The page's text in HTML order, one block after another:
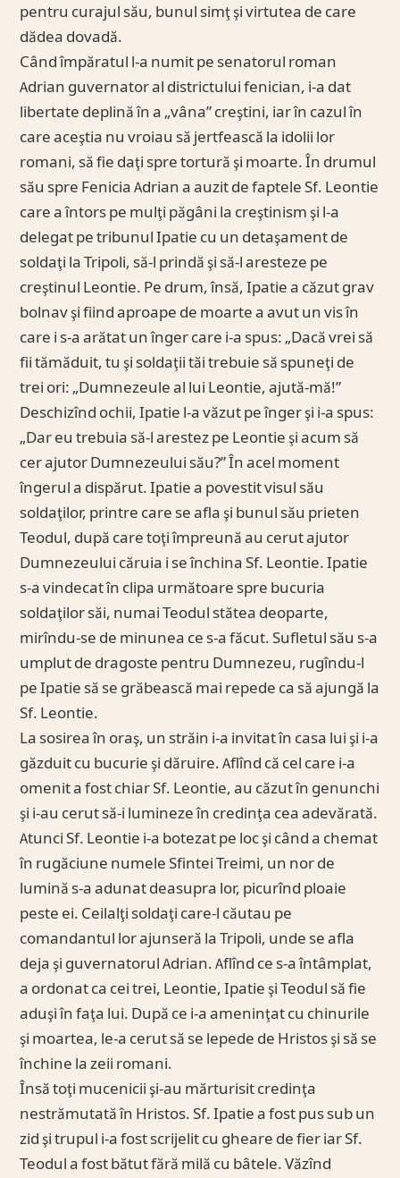
pentru curajul său, bunul simţ şi virtutea de care
dădea dovadă.
Când împăratul l-a numit pe senatorul roman
Adrian guvernator al districtului fenician, i-a dat
libertate deplină în a „vâna” creştini, iar în cazul în
care aceştia nu vroiau să jertfească la idolii lor
romani, să fie daţi spre tortură şi moarte. În drumul
său spre Fenicia Adrian a auzit de faptele Sf. Leontie
care a întors pe mulţi păgâni la creştinism şi l-a
delegat pe tribunul Ipatie cu un detaşament de
soldaţi la Tripoli, să-l prindă şi să-l aresteze pe
creştinul Leontie. Pe drum, însă, Ipatie a căzut grav
bolnav şi fiind aproape de moarte a avut un vis în
care i s-a arătat un înger care i-a spus: „Dacă vrei să
fii tămăduit, tu şi soldaţii tăi trebuie să spuneţi de
trei ori: „Dumnezeule al lui Leontie, ajută-mă!”
Deschizînd ochii, Ipatie l-a văzut pe înger şi i-a spus:
„Dar eu trebuia să-l arestez pe Leontie şi acum să
cer ajutor Dumnezeului său?” În acel moment
îngerul a dispărut. Ipatie a povestit visul său
soldaţilor, printre care se afla şi bunul său prieten
Teodul, după care toţi împreună au cerut ajutor
Dumnezeului căruia i se închina Sf. Leontie. Ipatie
s-a vindecat în clipa următoare spre bucuria
soldaţilor săi, numai Teodul stătea deoparte,
mirîndu-se de minunea ce s-a făcut. Sufletul său s-a
umplut de dragoste pentru Dumnezeu, rugîndu-l
pe Ipatie să se grăbească mai repede ca să ajungă la
Sf. Leontie.
La sosirea în oraş, un străin i-a invitat în casa lui şi i-a
găzduit cu bucurie şi dăruire. Aflînd că cel care i-a
omenit a fost chiar Sf. Leontie, au căzut în genunchi
şi i-au cerut să-i lumineze în credinţa cea adevărată.
Atunci Sf. Leontie i-a botezat pe loc şi când a chemat
în rugăciune numele Sfintei Treimi, un nor de
lumină s-a adunat deasupra lor, picurînd ploaie
peste ei. Ceilalţi soldaţi care-l căutau pe
comandantul lor ajunseră la Tripoli, unde se afla
deja şi guvernatorul Adrian. Aflînd ce s-a întâmplat,
a ordonat ca cei trei, Leontie, Ipatie şi Teodul să fie
aduşi în faţa lui. După ce i-a ameninţat cu chinurile
şi moartea, le-a cerut să se lepede de Hristos şi să se
închine la zeii romani.
Însă toţi mucenicii şi-au mărturisit credinţa
nestrămutată în Hristos. Sf. Ipatie a fost pus sub un
zid şi trupul i-a fost scrijelit cu gheare de fier iar Sf.
Teodul a fost bătut fără milă cu bâtele. Văzînd